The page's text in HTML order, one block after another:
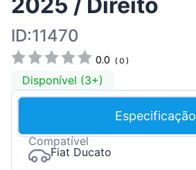
2025 / Direito
ID:11470
0.0 (0 )
Disponível (3+)
Especificação
Compatível
Fiat Ducato